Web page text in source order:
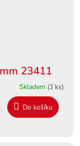
23411
Skladem (3 ks)
Do košíku